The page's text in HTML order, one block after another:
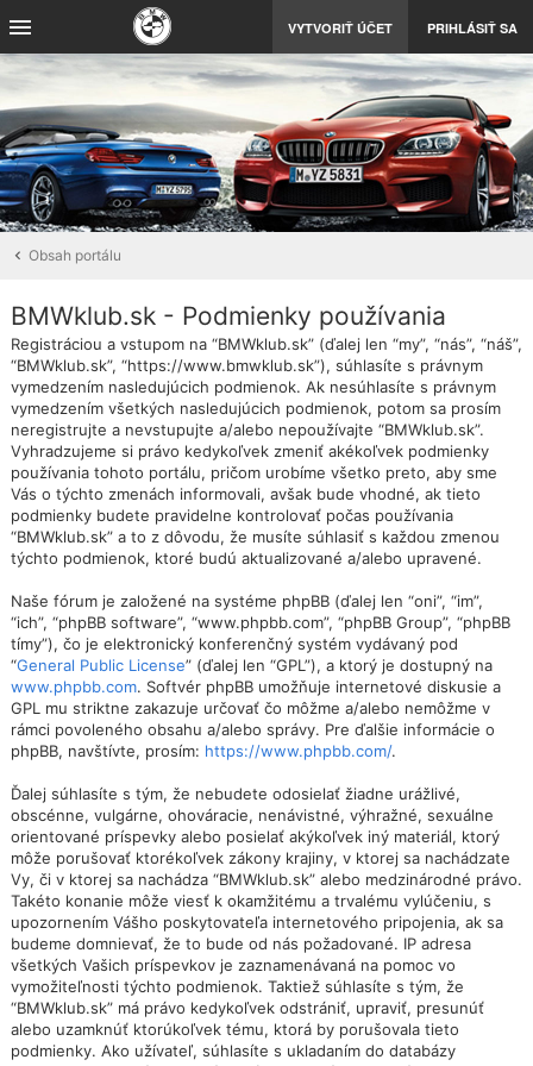
VYTVORIŤ ÚČET PRIHLÁSIŤ SA
Obsah portálu
BMWklub.sk - Podmienky používania
Registráciou a vstupom na “BMWklub.sk” (ďalej len “my”, “nás”, “náš”,
“BMWklub.sk”, “https://www.bmwklub.sk”), súhlasíte s právnym
vymedzením nasledujúcich podmienok. Ak nesúhlasíte s právnym
vymedzením všetkých nasledujúcich podmienok, potom sa prosím
neregistrujte a nevstupujte a/alebo nepoužívajte “BMWklub.sk”.
Vyhradzujeme si právo kedykoľvek zmeniť akékoľvek podmienky
používania tohoto portálu, pričom urobíme všetko preto, aby sme
Vás o týchto zmenách informovali, avšak bude vhodné, ak tieto
podmienky budete pravidelne kontrolovať počas používania
“BMWklub.sk” a to z dôvodu, že musíte súhlasiť s každou zmenou
týchto podmienok, ktoré budú aktualizované a/alebo upravené.
Naše fórum je založené na systéme phpBB (ďalej len “oni”, “im”,
“ich”, “phpBB software”, “www.phpbb.com”, “phpBB Group”, “phpBB
tímy”), čo je elektronický konferenčný systém vydávaný pod
“General Public License” (ďalej len “GPL”), a ktorý je dostupný na
www.phpbb.com. Softvér phpBB umožňuje internetové diskusie a
GPL mu striktne zakazuje určovať čo môžme a/alebo nemôžme v
rámci povoleného obsahu a/alebo správy. Pre ďalšie informácie o
phpBB, navštívte, prosím: https://www.phpbb.com/.
Ďalej súhlasíte s tým, že nebudete odosielať žiadne urážlivé,
obscénne, vulgárne, ohováracie, nenávistné, výhražné, sexuálne
orientované príspevky alebo posielať akýkoľvek iný materiál, ktorý
môže porušovať ktorékoľvek zákony krajiny, v ktorej sa nachádzate
Vy, či v ktorej sa nachádza “BMWklub.sk” alebo medzinárodné právo.
Takéto konanie môže viesť k okamžitému a trvalému vylúčeniu, s
upozornením Vášho poskytovateľa internetového pripojenia, ak sa
budeme domnievať, že to bude od nás požadované. IP adresa
všetkých Vašich príspevkov je zaznamenávaná na pomoc vo
vymožiteľnosti týchto podmienok. Taktiež súhlasíte s tým, že
“BMWklub.sk” má právo kedykoľvek odstrániť, upraviť, presunúť
alebo uzamknúť ktorúkoľvek tému, ktorá by porušovala tieto
podmienky. Ako užívateľ, súhlasíte s ukladaním do databázy